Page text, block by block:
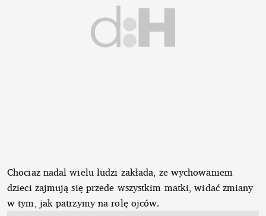
Chociaż nadal wielu ludzi zakłada, że wychowaniem
dzieci zajmują się przede wszystkim matki, widać zmiany
w tym, jak patrzymy na rolę ojców.